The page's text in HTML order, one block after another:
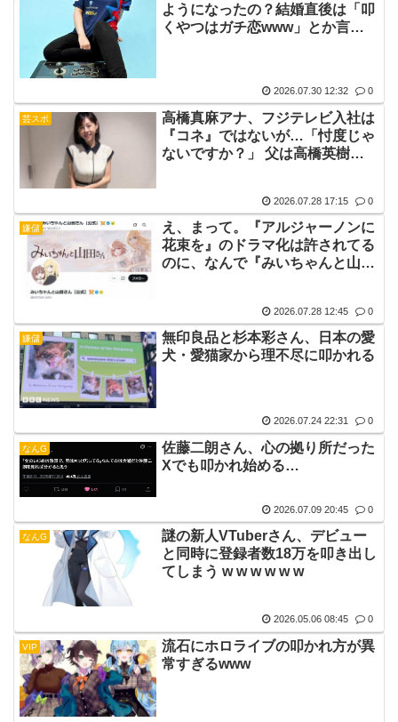
ようになったの？結婚直後は「叩
くやつはガチ恋www」とか言っ
2026.07.30 12:32 0
芸スポ
高橋真麻アナ、フジテレビ入社は
『コネ』ではないが…「忖度じゃ
ないですか？」 父は高橋英樹、
2026.07.28 17:15 0
嫌儲
え、まって。『アルジャーノンに
花束を』のドラマ化は許されてる
のに、なんで『みいちゃんと山田
2026.07.28 12:45 0
嫌儲
無印良品と杉本彩さん、日本の愛
犬・愛猫家から理不尽に叩かれる
2026.07.24 22:31 0
なんG
佐藤二朗さん、心の拠り所だった
Xでも叩かれ始める…
2026.07.09 20:45 0
なんG
謎の新人VTuberさん、デビュー
と同時に登録者数18万を叩き出し
てしまう w w w w w w
2026.05.06 08:45 0
VIP
流石にホロライブの叩かれ方が異
常すぎるwww